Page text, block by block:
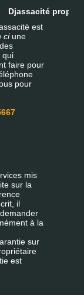
Djassacité
est
ciune
qui
faire pour
pour
mis
sur la
il
à la
sur
est